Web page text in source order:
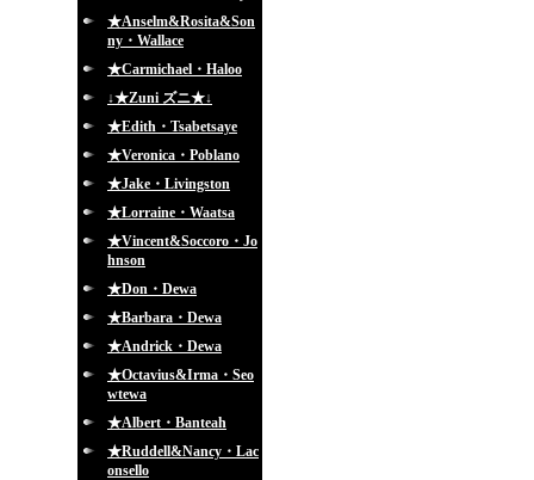
★Anselm&Rosita&Son
ny・Wallace
★Carmichael・Haloo
↓★Zuni ズニ★↓
★Edith・Tsabetsaye
★Veronica・Poblano
★Jake・Livingston
★Lorraine・Waatsa
★Vincent&Soccoro・Jo
hnson
★Don・Dewa
★Barbara・Dewa
★Andrick・Dewa
★Octavius&Irma・Seo
wtewa
★Albert・Banteah
★Ruddell&Nancy・Lac
onsello